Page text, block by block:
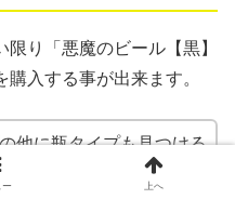
り「悪魔のビール【黒】
入する事が出来ます。
他に瓶タイプも見つける
ー 上へ